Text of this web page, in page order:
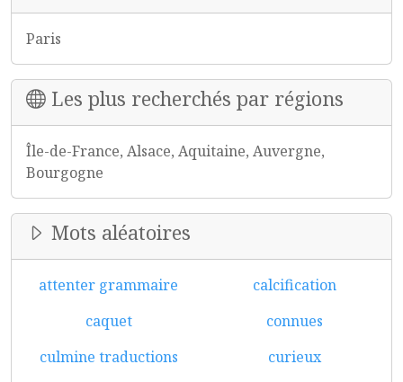
Paris
Les plus recherchés par régions
Île-de-France, Alsace, Aquitaine, Auvergne,
Bourgogne
Mots aléatoires
attenter grammaire
calcification
caquet
connues
culmine traductions
curieux